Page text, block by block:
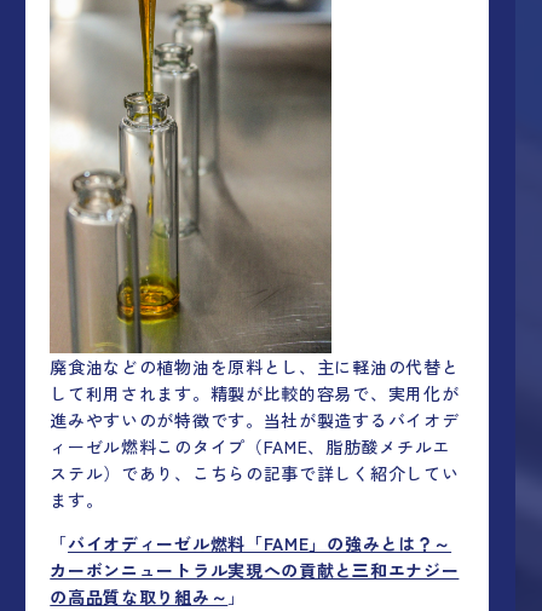
廃食油などの植物油を原料とし、主に軽油の代替と
して利用されます。精製が比較的容易で、実用化が
進みやすいのが特徴です。当社が製造するバイオデ
ィーゼル燃料このタイプ（FAME、脂肪酸メチルエ
ステル）であり、こちらの記事で詳しく紹介してい
ます。
「バイオディーゼル燃料「FAME」の強みとは？～
カーボンニュートラル実現への貢献と三和エナジー
の高品質な取り組み～ 」